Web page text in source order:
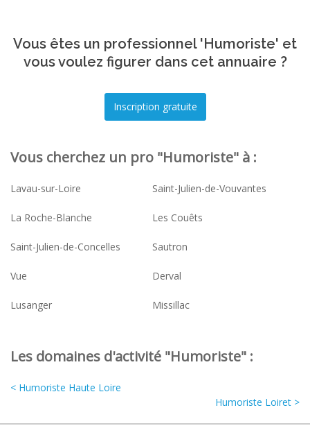
Vous êtes un professionnel 'Humoriste' et
vous voulez figurer dans cet annuaire ?
Vous cherchez un pro "Humoriste" à :
Lavau-sur-Loire Saint-Julien-de-Vouvantes
La Roche-Blanche Les Couêts
Saint-Julien-de-Concelles Sautron
Vue Derval
Lusanger Missillac
Les domaines d'activité "Humoriste" :
< Humoriste Haute Loire
Humoriste Loiret >